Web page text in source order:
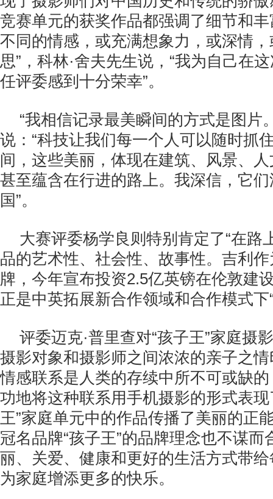
竞赛单元的获奖作品都强调了细节和
不同的情感，或充满想象力，或深情
思”，科林·舍夫先生说，“我为自己在
任评委感到十分荣幸”。
“我相信记录最美瞬间的方式是图片
说：“科技让我们每一个人可以随时抓
间，这些美丽，体现在建筑、风景、
甚至蕴含在行进的路上。我深信，它
国”。
大赛评委杨学良则特别肯定了“在路
品的艺术性、社会性、故事性。吉利
牌，今年宣布投资2.5亿英镑在伦敦建
正是中英拓展新合作领域和合作模式下
评委迈克·普里查对“孩子王”家庭摄
摄影对象和摄影师之间浓浓的亲子之
情感联系是人类的存续中所不可或缺
功地将这种联系用手机摄影的形式表现
王”家庭单元中的作品传播了美丽的正
冠名品牌“孩子王”的品牌理念也不谋而
丽、关爱、健康和更好的生活方式带
为家庭增添更多的快乐。